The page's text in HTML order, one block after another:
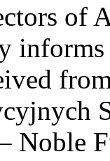
of
Noble